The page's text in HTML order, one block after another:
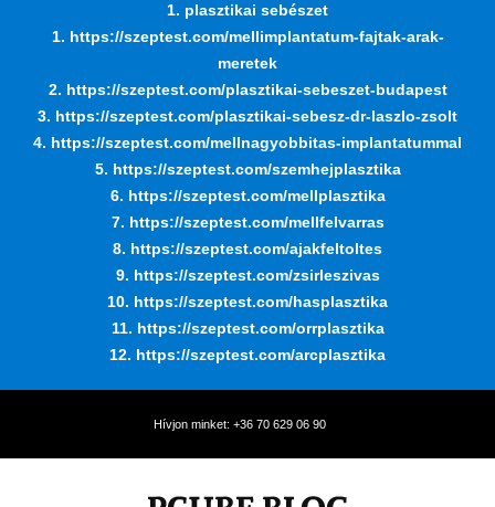
1. plasztikai sebészet
1. https://szeptest.com/mellimplantatum-fajtak-arak-
meretek
2. https://szeptest.com/plasztikai-sebeszet-budapest
3. https://szeptest.com/plasztikai-sebesz-dr-laszlo-zsolt
4. https://szeptest.com/mellnagyobbitas-implantatummal
5. https://szeptest.com/szemhejplasztika
6. https://szeptest.com/mellplasztika
7. https://szeptest.com/mellfelvarras
8. https://szeptest.com/ajakfeltoltes
9. https://szeptest.com/zsirleszivas
10. https://szeptest.com/hasplasztika
11. https://szeptest.com/orrplasztika
12. https://szeptest.com/arcplasztika
Hívjon minket: +36 70 629 06 90